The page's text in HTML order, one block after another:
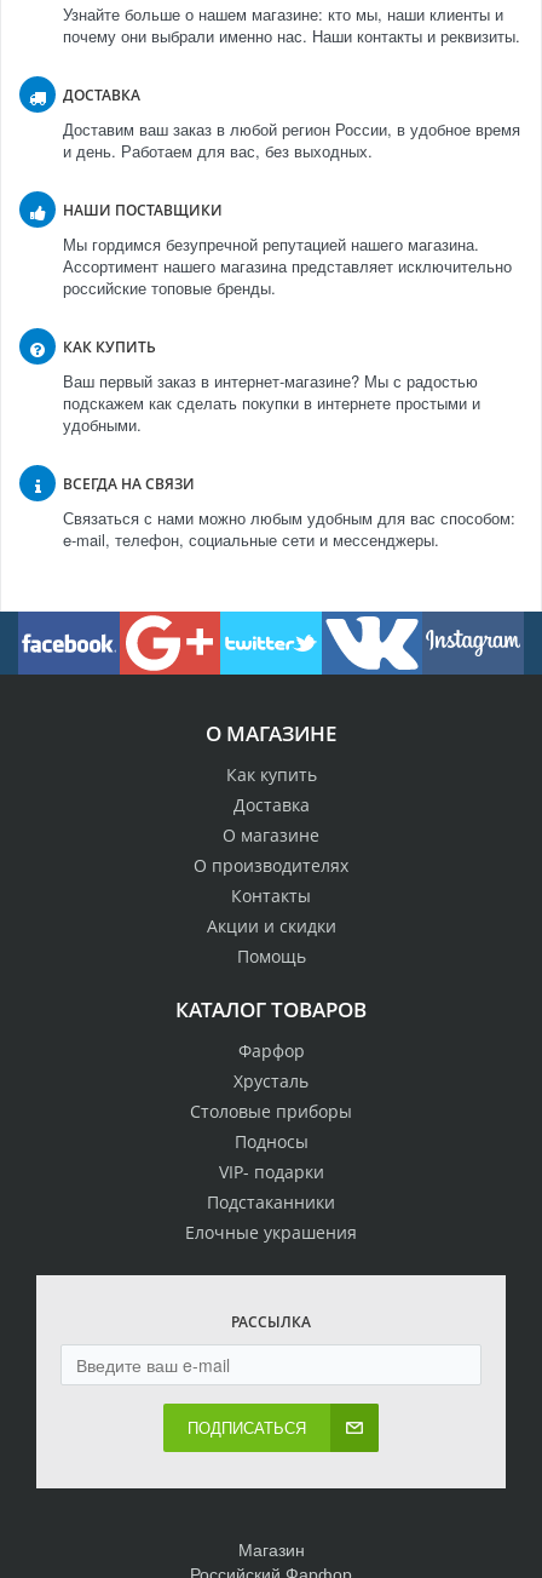
Узнайте больше о нашем магазине: кто мы, наши клиенты и
почему они выбрали именно нас. Наши контакты и реквизиты.
ДОСТАВКА
Доставим ваш заказ в любой регион России, в удобное время
и день. Работаем для вас, без выходных.
НАШИ ПОСТАВЩИКИ
Мы гордимся безупречной репутацией нашего магазина.
Ассортимент нашего магазина представляет исключительно
российские топовые бренды.
КАК КУПИТЬ
Ваш первый заказ в интернет-магазине? Мы с радостью
подскажем как сделать покупки в интернете простыми и
удобными.
ВСЕГДА НА СВЯЗИ
Связаться с нами можно любым удобным для вас способом:
e-mail, телефон, социальные сети и мессенджеры.
О МАГАЗИНЕ
Как купить
Доставка
О магазине
О производителях
Контакты
Акции и скидки
Помощь
КАТАЛОГ ТОВАРОВ
Фарфор
Хрусталь
Столовые приборы
Подносы
VIP- подарки
Подстаканники
Елочные украшения
РАССЫЛКА
ПОДПИСАТЬСЯ
Магазин
Российский Фарфор